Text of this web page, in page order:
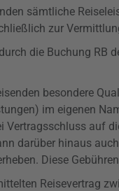
sämtliche
zur
die Buchung
besondere
) im eigenen
Vertragsschluss auf
darüber hinaus
Diese
Reisevertrag